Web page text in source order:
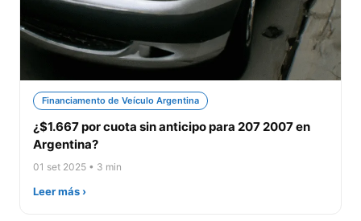
Financiamento de Veículo Argentina
¿$1.667 por cuota sin anticipo para 207 2007 en
Argentina?
01 set 2025 • 3 min
Leer más ›